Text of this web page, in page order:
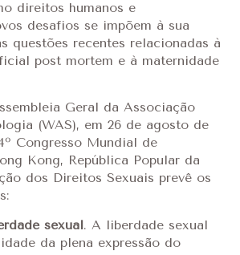
direitos humanos e
desafios se impõem à sua
questões recentes relacionadas à
post mortem e à maternidade
Geral da Associação
(WAS), em 26 de agosto de
Congresso Mundial de
Kong, República Popular da
dos Direitos Sexuais prevê os
sexual. A liberdade sexual
da plena expressão do